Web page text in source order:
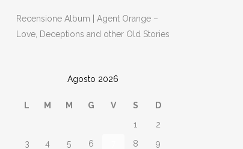
Recensione Album | Agent Orange –
Love, Deceptions and other Old Stories
Agosto 2026
L M M G V S
D
1
2
3
4 5 6 8
9